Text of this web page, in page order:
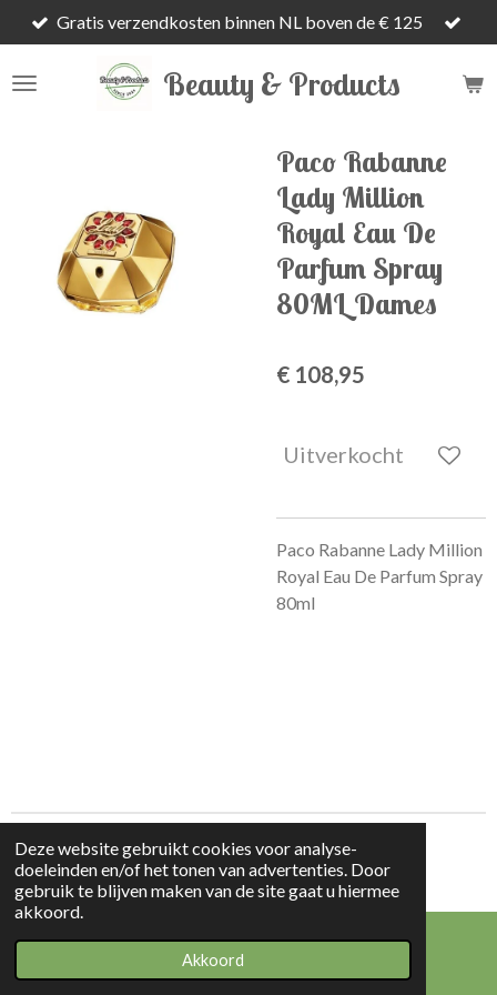
Deze website gebruikt cookies voor analyse-
doeleinden en/of het tonen van advertenties. Door
gebruik te blijven maken van de site gaat u hiermee
akkoord.
Akkoord
Ga
direct
naar
Beauty & Products
Gratis verzendkosten binnen NL boven de € 125
Paco Rabanne
Lady Million
Royal Eau De
Parfum Spray
80ML Dames
€ 108,95
Uitverkocht
Paco Rabanne Lady Million
Royal Eau De Parfum Spray
80ml
© 2023 - 2026 Beauty & Products
Powered byJouwWeb